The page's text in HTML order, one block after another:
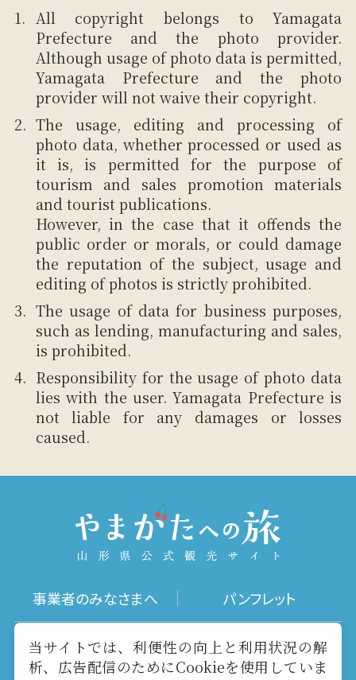
All copyright belongs to Yamagata
Prefecture and the photo provider.
Although usage of photo data is permitted,
Yamagata Prefecture and the photo
provider will not waive their copyright.
The usage, editing and processing of
photo data, whether processed or used as
it is, is permitted for the purpose of
tourism and sales promotion materials
and tourist publications.
However, in the case that it offends the
public order or morals, or could damage
the reputation of the subject, usage and
editing of photos is strictly prohibited.
The usage of data for business purposes,
such as lending, manufacturing and sales,
is prohibited.
Responsibility for the usage of photo data
lies with the user. Yamagata Prefecture is
not liable for any damages or losses
caused.
事業者のみなさまへ パンフレット
写真ダウンロード 動画ギャラリー
当サイトでは、利便性の向上と利用状況の解
析、広告配信のためにCookieを使用していま